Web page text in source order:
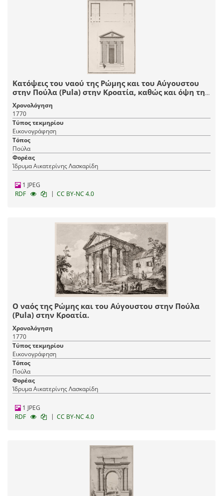
Κατόψεις του ναού της Ρώμης και του Αύγουστου
στην Πούλα (Pula) στην Κροατία, καθώς και όψη της
εισόδου του.
Χρονολόγηση
1770
Τύπος τεκμηρίου
Εικονογράφηση
Τόπος
Πούλα
Φορέας
Ίδρυμα Αικατερίνης Λασκαρίδη
1 JPEG
RDF
| CC BY-NC 4.0
Ο ναός της Ρώμης και του Αύγουστου στην Πούλα
(Pula) στην Κροατία.
Χρονολόγηση
1770
Τύπος τεκμηρίου
Εικονογράφηση
Τόπος
Πούλα
Φορέας
Ίδρυμα Αικατερίνης Λασκαρίδη
1 JPEG
RDF
| CC BY-NC 4.0